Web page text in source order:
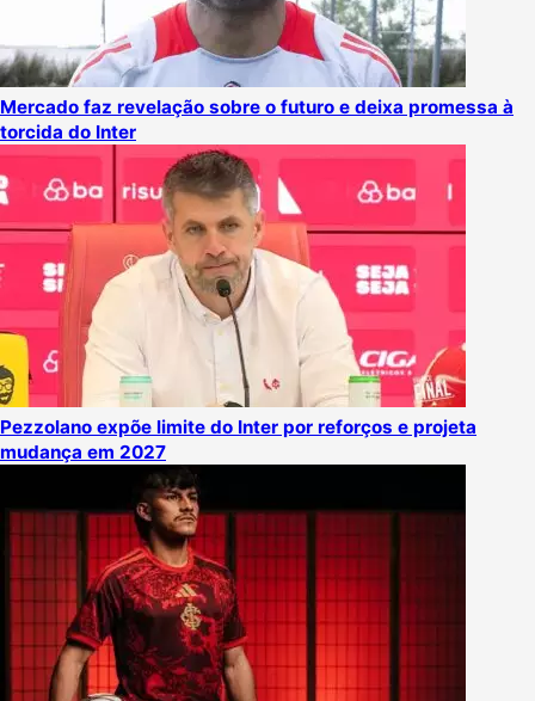
Mercado faz revelação sobre o futuro e deixa promessa à
torcida do Inter
Pezzolano expõe limite do Inter por reforços e projeta
mudança em 2027